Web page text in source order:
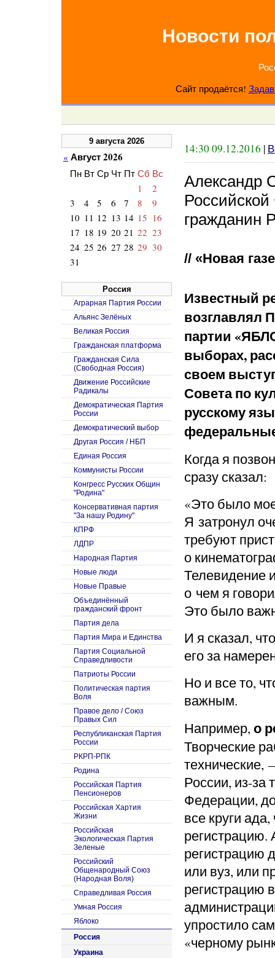
Новости
Сайт продаётся!
14:30 09.12.2016 |
Александр
гражданин
// «Новая
Известный
возглавлял
партии
выборах,
своем
Совета по
русскому
Когда я
сразу сказал:
«Это было
Я затронул
требуют
о
Телевидение
о чем я
Это было
И я сказал,
его за
Но и все то,
важным.
Например,о
Творческие
технические,
России, из-за
Федерации,
все круги
регистрацию.
регистрацию
или вуз, или
регистрацию
упростило
«черному
9 августа 2026
« Август 2026
Пн Вт Ср Чт Пт Сб Вс
1
2
3
4 5 6 7 8
9
10 11 12 13 14 15 16
17 18 19 20 21 22 23
24 25 26 27 28 29 30
31
Россия
Аграрная Партия России
Альянс Зелёных
Великая Россия
Гражданская платформа
Гражданская Сила
(Свободная Россия)
Движение Российские
Радикалы
Демократическая Партия
России
Демократический выбор
Другая Россия / НБП
Единая Россия
Коммунисты России
Конгресс Русских Общин
"Родина"
Консервативная партия
"За нашу Родину"
КПРФ
ЛДПР
Народная Партия
Новые люди
Новые Правые
Объединённый
гражданский фронт
Партия дела
Партия Мира и Единства
Партия Социальной
Справедливости
Патриоты России
Политическая партия
Воля
Правое дело / Союз
Правых Сил
Республиканская Партия
России
РКРП-РПК
Родина
Российская Партия
Пенсионеров
Российская Хартия
Жизни
Российская
Экологическая Партия
Зеленые
Российский
Общенародный Союз
(Народная Воля)
Справедливая Россия
Умная Россия
Яблоко
Россия
Украина